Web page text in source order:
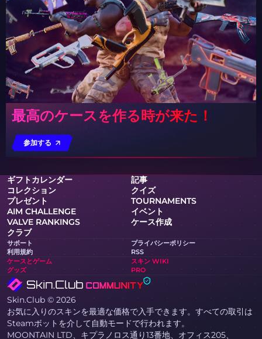
最高のケースを作る時が来た！
参加する
ギフトカレンダー
記事
コレクション
クイズ
プレゼント
TOURNAMENTS
AIM CHALLENGE
イベント
VALVE RANKINGS
ケース作成
クラブ
サポート
プライバシーポリシー
利用規約
RSS
ケースとゲーム
スキン WIKI
グッズ
PRO
Skin.Club © 2026
お気に入りのスキンを最適な価格で入手できます。すべての取引は
Steamボットを介して自動モードで行われます。
MOONTAIN LTD、キプラノロス通り13番地、オフィス205、